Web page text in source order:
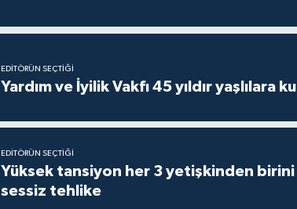
EDITÖRÜN SEÇTIĞI
Yardım ve İyilik Vakfı 45 yıldır yaşlılara
EDITÖRÜN SEÇTIĞI
Yüksek tansiyon her 3 yetişkinden
sessiz tehlike